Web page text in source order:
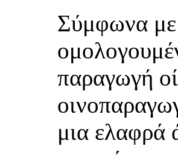
Σύμφωνα με
παραγωγή
μια ελαφρά